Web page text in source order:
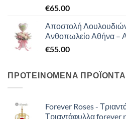
€65.00
Αποστολή
Ανθοπωλείο Αθήνα –
€55.00
ΠΡΟΤΕΙΝΟΜΕΝΑ ΠΡΟΪΟΝΤΑ
Forever Roses -
Τριαντάφυλλα forever